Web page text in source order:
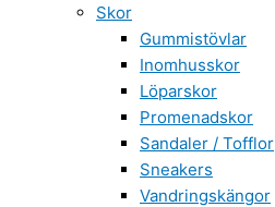
Skor
Gummistövlar
Inomhusskor
Löparskor
Promenadskor
Sandaler / Tofflor
Sneakers
Vandringskängor